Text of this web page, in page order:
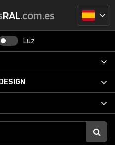
RAL.com.es
Luz